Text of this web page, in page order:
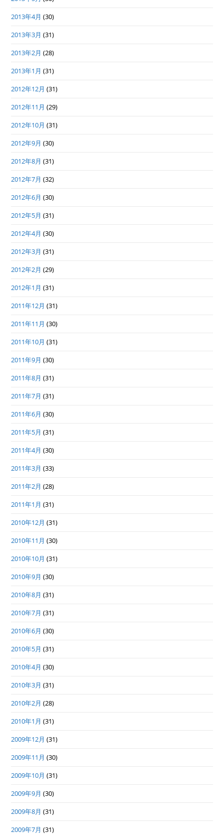
2013年4月 (30)
2013年3月 (31)
2013年2月 (28)
2013年1月 (31)
2012年12月 (31)
2012年11月 (29)
2012年10月 (31)
2012年9月 (30)
2012年8月 (31)
2012年7月 (32)
2012年6月 (30)
2012年5月 (31)
2012年4月 (30)
2012年3月 (31)
2012年2月 (29)
2012年1月 (31)
2011年12月 (31)
2011年11月 (30)
2011年10月 (31)
2011年9月 (30)
2011年8月 (31)
2011年7月 (31)
2011年6月 (30)
2011年5月 (31)
2011年4月 (30)
2011年3月 (33)
2011年2月 (28)
2011年1月 (31)
2010年12月 (31)
2010年11月 (30)
2010年10月 (31)
2010年9月 (30)
2010年8月 (31)
2010年7月 (31)
2010年6月 (30)
2010年5月 (31)
2010年4月 (30)
2010年3月 (31)
2010年2月 (28)
2010年1月 (31)
2009年12月 (31)
2009年11月 (30)
2009年10月 (31)
2009年9月 (30)
2009年8月 (31)
2009年7月 (31)